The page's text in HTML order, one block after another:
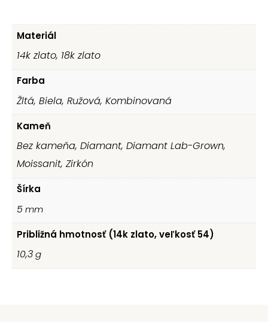
Materiál
14k zlato, 18k zlato
Farba
Žltá, Biela, Ružová, Kombinovaná
Kameň
Bez kameňa, Diamant, Diamant Lab-Grown,
Moissanit, Zirkón
Šírka
5mm
Približná hmotnosť (14k zlato, veľkosť 54)
10,3g